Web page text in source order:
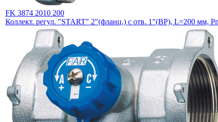
FK 3874 2010 200
Коллект. регул. "START" 2"(фланц.) с отв. 1"(ВР), L=200 мм,